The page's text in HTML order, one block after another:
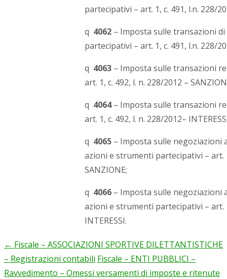
partecipativi – art. 1, c. 491, l.n. 228/
q 4062 – Imposta sulle transazioni
partecipativi – art. 1, c. 491, l.n. 228/
q 4063 – Imposta sulle transazioni
art. 1, c. 492, l. n. 228/2012 –
q 4064– Imposta sulle transazioni
art. 1, c. 492, l. n. 228/2012–
q 4065 – Imposta sulle negoziazioni
azioni e strumenti partecipativi – art.
SANZIONE;
q 4066 – Imposta sulle negoziazioni
azioni e strumenti partecipativi – art.
INTERESSI.
Post
navigation
← Fiscale – ASSOCIAZIONI SPORTIVE DILETTANTISTICHE
– Registrazioni contabili Fiscale – ENTI PUBBLICI –
Ravvedimento – Omessi versamenti di imposte e ritenute